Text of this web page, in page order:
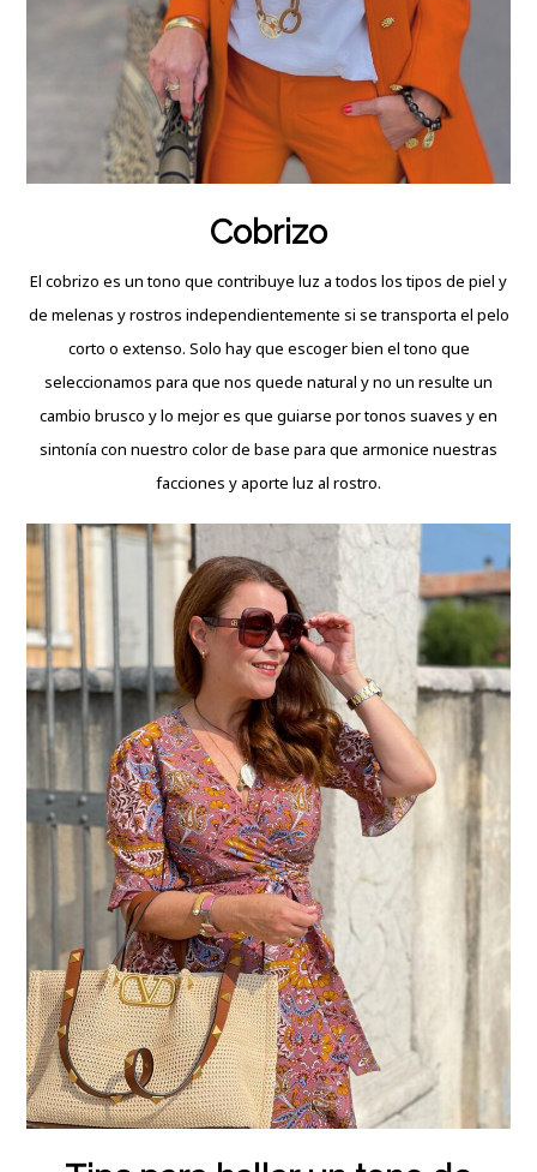
Cobrizo
El cobrizo es un tono que contribuye luz a todos los tipos de piel y
de melenas y rostros independientemente si se transporta el pelo
corto o extenso. Solo hay que escoger bien el tono que
seleccionamos para que nos quede natural y no un resulte un
cambio brusco y lo mejor es que guiarse por tonos suaves y en
sintonía con nuestro color de base para que armonice nuestras
facciones y aporte luz al rostro.